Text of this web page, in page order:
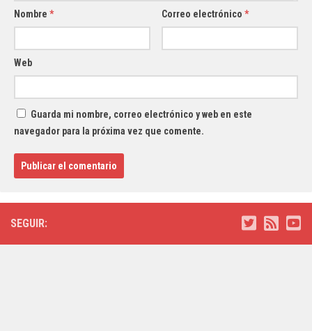
Nombre * Correo electrónico*
Web
Guarda mi nombre, correo electrónico y web en este
navegador para la próxima vez que comente.
SEGUIR: